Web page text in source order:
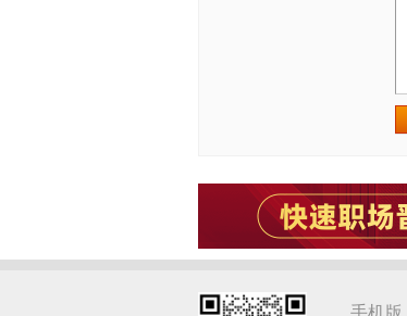
手机版